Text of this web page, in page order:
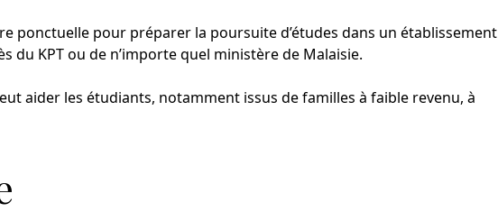
ponctuelle pour préparer la poursuite d’études dans un établissement
du KPT ou de n’importe quel ministère de Malaisie.
aider les étudiants, notamment issus de familles à faible revenu, à